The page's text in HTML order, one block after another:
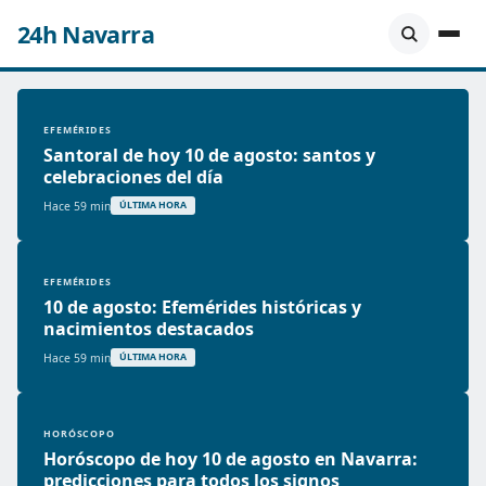
24h Navarra
EFEMÉRIDES
Santoral de hoy 10 de agosto: santos y
celebraciones del día
Hace 59 min ÚLTIMA HORA
EFEMÉRIDES
10 de agosto: Efemérides históricas y
nacimientos destacados
Hace 59 min ÚLTIMA HORA
HORÓSCOPO
Horóscopo de hoy 10 de agosto en Navarra:
predicciones para todos los signos